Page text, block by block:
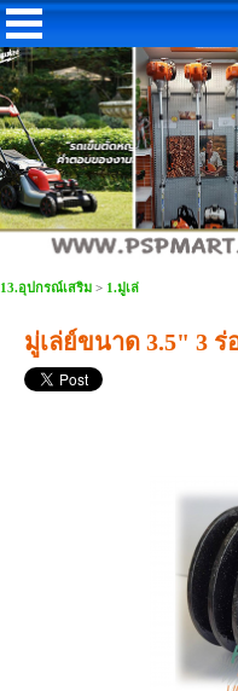
13.อุปกรณ์เสริม > 1.มู่เล่
มู่เล่ย์ขนาด 3.5" 3 ร่